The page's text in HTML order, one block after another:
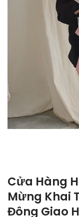
Cửa Hàng
Mừng Khai
Đông Giao